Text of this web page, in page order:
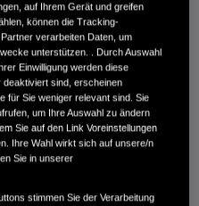
crystal black pearl
auf Ihrem Gerät und greifen
können die Tracking-
verarbeiten Daten, um
unterstützen. . Durch Auswahl
Einwilligung werden diese
sind, erscheinen
für Sie weniger relevant sind. Sie
um Ihre Auswahl zu ändern
Sie auf den Link Voreinstellungen
Ihre Wahl wirkt sich auf unsere/n
Sie in unserer
stimmen Sie der Verarbeitung